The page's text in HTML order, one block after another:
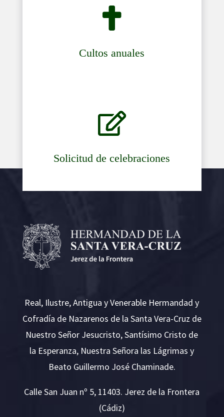

Cultos anuales

Solicitud de celebraciones
Real, Ilustre, Antigua y Venerable Hermandad y
Cofradía de Nazarenos de la Santa Vera-Cruz de
Nuestro Señor Jesucristo, Santísimo Cristo de
la Esperanza, Nuestra Señora las Lágrimas y
Beato Guillermo José Chaminade.
Calle San Juan nº 5, 11403. Jerez de la Frontera
(Cádiz)